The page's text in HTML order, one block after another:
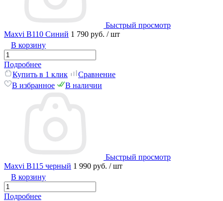
Быстрый просмотр
Maxvi B110 Синий 1 790 руб. / шт
В корзину
Подробнее
Купить в 1 клик
Сравнение
В избранное
В наличии
Быстрый просмотр
Maxvi B115 черный 1 990 руб. / шт
В корзину
Подробнее